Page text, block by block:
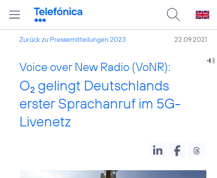
Zurück zu Pressemitteilungen 2023 22.09.2021
Voice over New Radio (VoNR):
O2 gelingt Deutschlands
erster Sprachanruf im 5G-
Livenetz